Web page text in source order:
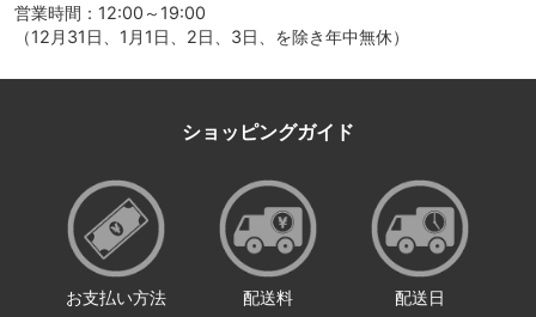
営業時間：12:00～19:00
（12月31日、1月1日、2日、3日、を除き年中無休）
ショッピングガイド
お支払い方法 配送料 配送日